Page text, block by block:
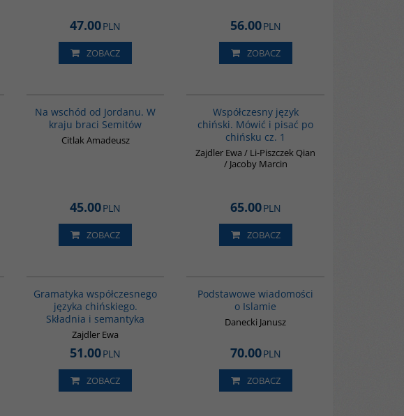
47.00PLN
ZOBACZ
56.00PLN
ZOBACZ
Na wschód od Jordanu. W
kraju braci Semitów
Citlak Amadeusz
45.00PLN
ZOBACZ
Współczesny język
chiński. Mówić i pisać po
chińsku cz. 1
Zajdler Ewa / Li-Piszczek Qian
/ Jacoby Marcin
65.00PLN
ZOBACZ
Gramatyka współczesnego
języka chińskiego.
Składnia i semantyka
Zajdler Ewa
51.00PLN
ZOBACZ
Podstawowe wiadomości
o Islamie
Danecki Janusz
70.00PLN
ZOBACZ